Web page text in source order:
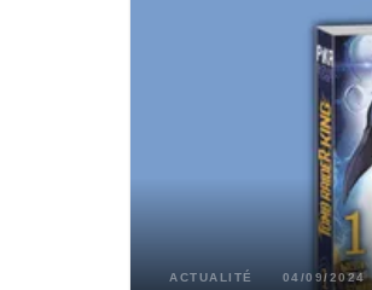
ACTUALITÉ 04/09/2024